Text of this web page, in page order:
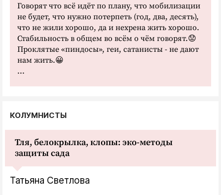
Говорят что всё идёт по плану, что мобилизации
не будет, что нужно потерпеть (год, два, десять),
что не жили хорошо, да и нехрена жить хорошо.
Стабильность в общем во всём о чём говорят.😟
Проклятые «пиндосы», геи, сатанисты - не дают
нам жить.😀
...
КОЛУМНИСТЫ
Тля, белокрылка, клопы: эко-методы
защиты сада
Татьяна Светлова